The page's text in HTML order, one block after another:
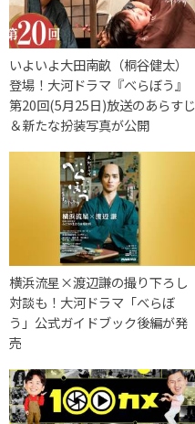
いよいよ大田南畝（桐谷健太）
登場！大河ドラマ『べらぼう』
第20回(5月25日)放送のあらすじ
＆新たな扮装写真が公開
横浜流星×渡辺謙の撮り下ろし
対談も！大河ドラマ「べらぼ
う」公式ガイドブック後編が発
売